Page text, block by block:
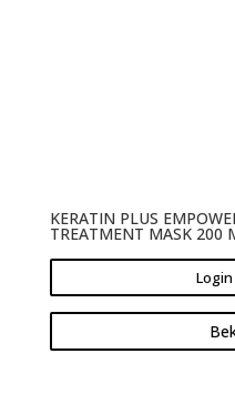
KERATIN PLUS
TREATMENT MASK 200